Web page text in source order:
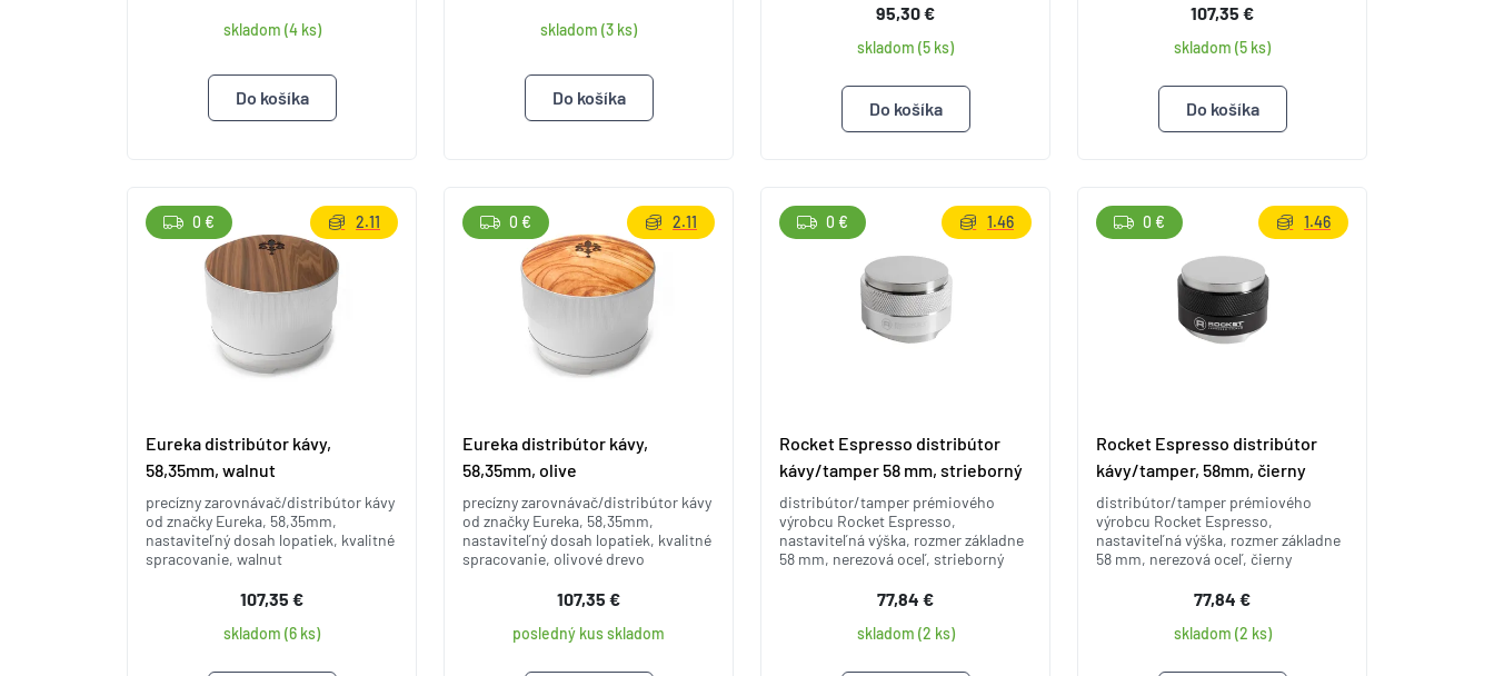
skladom (4 ks) skladom (3 ks)
95,30 €
skladom (5 ks)
107,35 €
skladom (5 ks)
Eureka distribútor kávy,
58,35mm, walnut
precízny zarovnávač/distribútor kávy
od značky Eureka, 58,35mm,
nastaviteľný dosah lopatiek, kvalitné
spracovanie, walnut
107,35 €
skladom (6 ks)
0 € 2.11
Eureka distribútor kávy,
58,35mm, olive
precízny zarovnávač/distribútor kávy
od značky Eureka, 58,35mm,
nastaviteľný dosah lopatiek, kvalitné
spracovanie, olivové drevo
107,35 €
posledný kus skladom
0 € 2.11
Rocket Espresso distribútor
kávy/tamper 58 mm, strieborný
distribútor/tamper prémiového
výrobcu Rocket Espresso,
nastaviteľná výška, rozmer základne
58 mm, nerezová oceľ, strieborný
77,84 €
skladom (2 ks)
0 € 1.46
Rocket Espresso distribútor
kávy/tamper, 58mm, čierny
distribútor/tamper prémiového
výrobcu Rocket Espresso,
nastaviteľná výška, rozmer základne
58 mm, nerezová oceľ, čierny
77,84 €
skladom (2 ks)
0 € 1.46